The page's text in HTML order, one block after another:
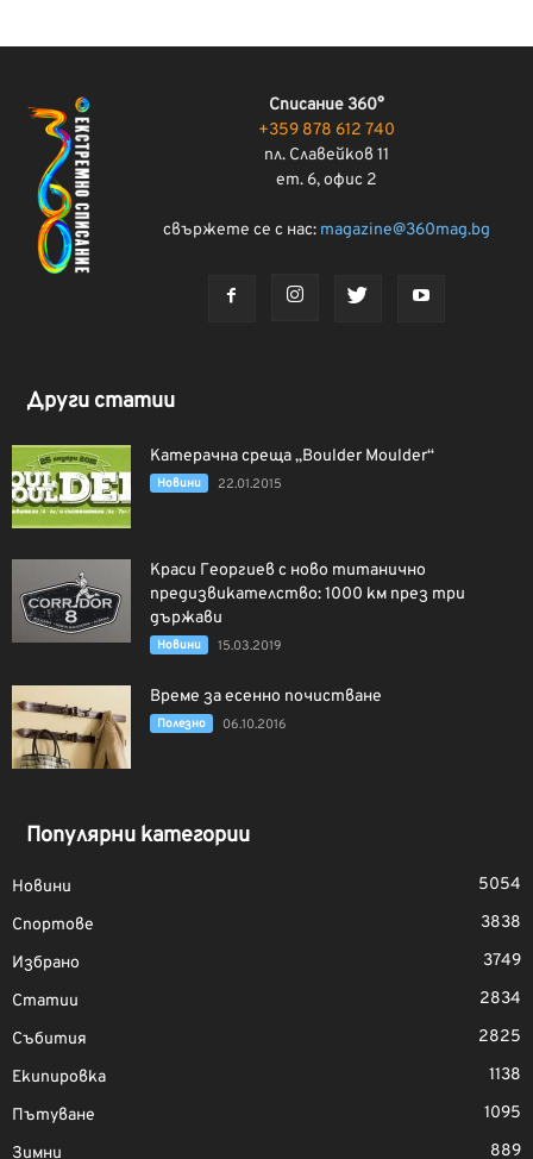
Списание 360°
+359 878 612 740
пл. Славейков 11
ет. 6, офис 2
свържете се с нас: magazine@360mag.bg
Други статии
Катерачна среща „Boulder Moulder“
Новини 22.01.2015
Краси Георгиев с ново титанично
предизвикателство: 1000 км през три
държави
Новини 15.03.2019
Време за есенно почистване
Полезно 06.10.2016
Популярни категории
Новини
5054
Спортове
3838
Избрано
3749
Статии
2834
Събития
2825
Екипировка
1138
Пътуване
1095
Зимни
889